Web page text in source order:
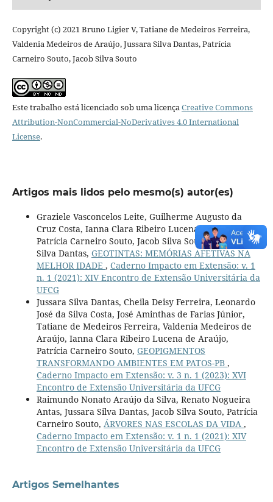
Copyright (c) 2021 Bruno Ligier V, Tatiane de Medeiros Ferreira,
Valdenia Medeiros de Araújo, Jussara Silva Dantas, Patrícia
Carneiro Souto, Jacob Silva Souto
Este trabalho está licenciado sob uma licençaCreative Commons
Attribution-NonCommercial-NoDerivatives 4.0 International
License.
Artigos mais lidos pelo mesmo(s) autor(es)
Graziele Vasconcelos Leite, Guilherme Augusto da
Cruz Costa, Ianna Clara Ribeiro Lucena de Araújo,
Patrícia Carneiro Souto, Jacob Silva Souto, Jussara
Silva Dantas, GEOTINTAS: MEMÓRIAS AFETIVAS NA
MELHOR IDADE , Caderno Impacto em Extensão: v. 1
n. 1 (2021): XIV Encontro de Extensão Universitária da
UFCG
Jussara Silva Dantas, Cheila Deisy Ferreira, Leonardo
José da Silva Costa, José Aminthas de Farias Júnior,
Tatiane de Medeiros Ferreira, Valdenia Medeiros de
Araújo, Ianna Clara Ribeiro Lucena de Araújo,
Patrícia Carneiro Souto, GEOPIGMENTOS
TRANSFORMANDO AMBIENTES EM PATOS-PB ,
Caderno Impacto em Extensão: v. 3 n. 1 (2023): XVI
Encontro de Extensão Universitária da UFCG
Raimundo Nonato Araújo da Silva, Renato Nogueira
Antas, Jussara Silva Dantas, Jacob Silva Souto, Patrícia
Carneiro Souto, ÁRVORES NAS ESCOLAS DA VIDA ,
Caderno Impacto em Extensão: v. 1 n. 1 (2021): XIV
Encontro de Extensão Universitária da UFCG
Artigos Semelhantes